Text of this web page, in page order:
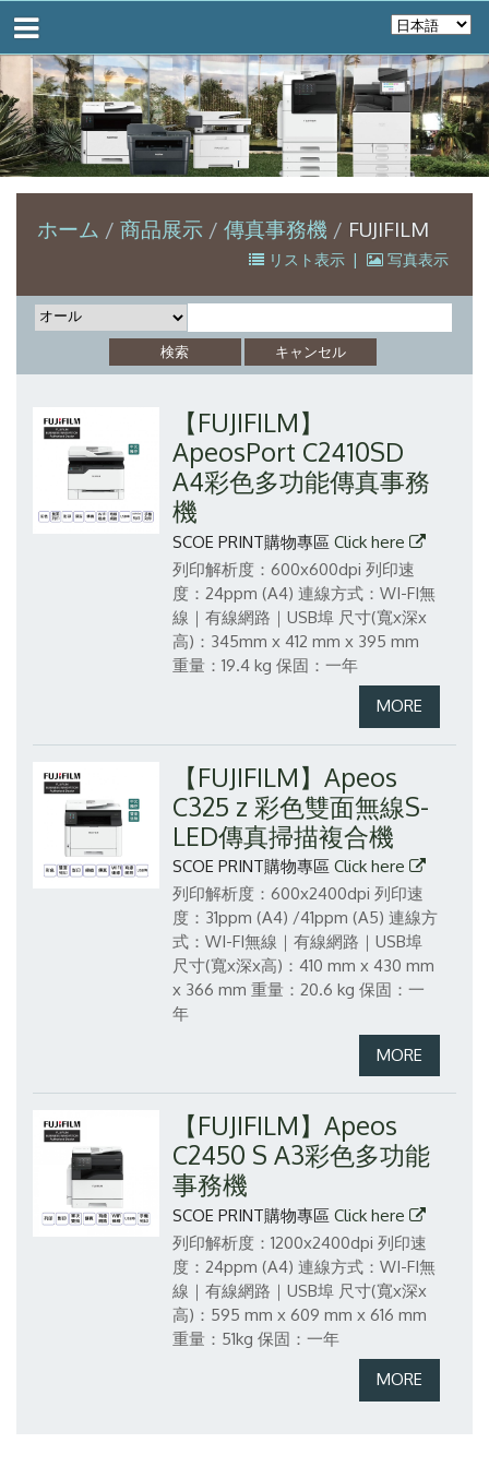
ホーム 商品展示 傳真事務機 FUJIFILM
リスト表示 | 写真表示
【FUJIFILM】
ApeosPort C2410SD
A4彩色多功能傳真事務
機
SCOE PRINT購物專區 Click here
列印解析度：600x600dpi 列印速
度：24ppm (A4) 連線方式：WI-FI無
線｜有線網路｜USB埠 尺寸(寬x深x
高)：345mm x 412 mm x 395 mm
重量：19.4 kg 保固：一年
【FUJIFILM】Apeos
C325 z 彩色雙面無線S-
LED傳真掃描複合機
SCOE PRINT購物專區 Click here
列印解析度：600x2400dpi 列印速
度：31ppm (A4) /41ppm (A5) 連線方
式：WI-FI無線｜有線網路｜USB埠
尺寸(寬x深x高)：410 mm x 430 mm
x 366 mm 重量：20.6 kg 保固：一
年
【FUJIFILM】Apeos
C2450 S A3彩色多功能
事務機
SCOE PRINT購物專區 Click here
列印解析度：1200x2400dpi 列印速
度：24ppm (A4) 連線方式：WI-FI無
線｜有線網路｜USB埠 尺寸(寬x深x
高)：595 mm x 609 mm x 616 mm
重量：51kg 保固：一年